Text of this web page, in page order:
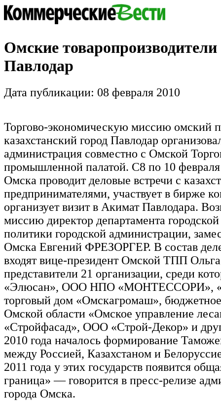
Омские
Павлодар
Дата публикации: 08 февраля 2010
Торгово-экономическую миссию омский
казахстанский город Павлодар
администрация совместно с Омской
промышленной палатой. С8 по 10 февраля
Омска проводит деловые встречи с
предпринимателями, участвует в бирже
организует визит в Акимат Павлодара.
миссию директор департамента
политики городской администрации,
Омска Евгений ФРЕЗОРГЕР. В состав
входят вице-президент Омской ТПП
представители 21 организации, среди
«Элюсан», ООО НПО «МОНТЕССОРИ»,
торговый дом «Омскагромаш»,
Омской области «Омское управление
«Стройфасад», ООО «Строй-Декор» и
2010 года началось формирование
между Россией, Казахстаном и
2011 года у этих государств появится
граница» — говорится в пресс-релизе
города Омска.